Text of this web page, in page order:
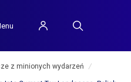
z minionych wydarzeń /